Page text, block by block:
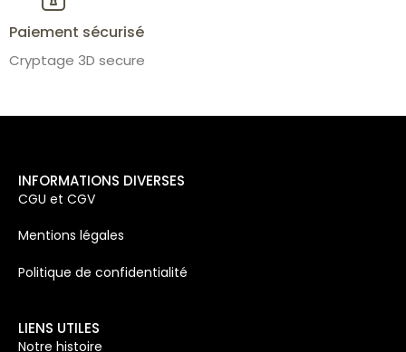
Paiement sécurisé
Cryptage 3D secure
INFORMATIONS DIVERSES
CGU et CGV
Mentions légales
Politique de confidentialité
LIENS UTILES
Notre histoire